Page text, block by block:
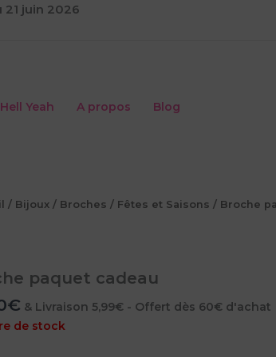
21 juin 2026
Hell Yeah A propos Blog
/ Bijoux / Broches / Fêtes et Saisons / Broche
paquet cadeau
€ & Livraison 5,99€ - Offert dès 60€ d'achat
de stock